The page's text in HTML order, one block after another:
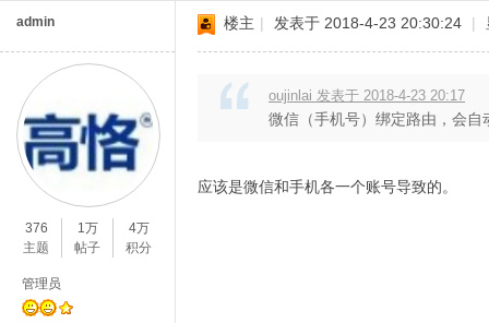
admin
376
主题
1万
帖子
4万
积分
管理员
楼主 | 发表于 2018-4-23 20:30:24 |
oujinlai 发表于 2018-4-23 20:17
微信（手机号）绑定路由，会
应该是微信和手机各一个账号导致的。